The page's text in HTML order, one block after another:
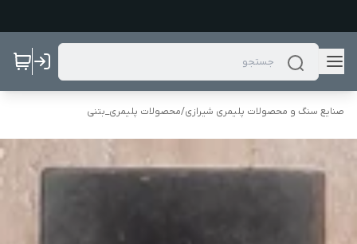
صنایع سنگ و محصولات پلیمری شیرازی/محصولات پلیمری_بتنی